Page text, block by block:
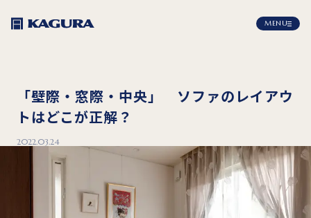
MENU
「壁際・窓際・中央」 ソファのレイアウ
トはどこが正解？
2022.03.24